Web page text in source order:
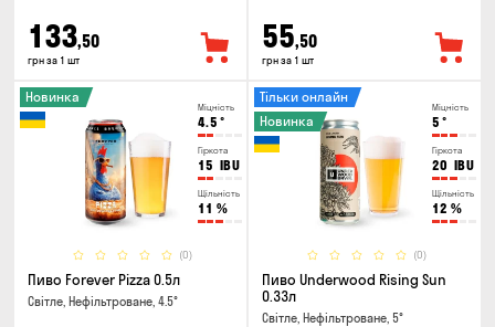
133,50
грн за 1 шт
55,50
грн за 1 шт
Міцність
4.5 °
Гіркота
15 IBU
Щільність
11 %
(0)
Новинка
Пиво Forever Pizza 0.5л
Світле, Нефільтроване, 4.5°
Міцність
5 °
Гіркота
20 IBU
Щільність
12 %
(0)
Тільки онлайн
Новинка
Пиво Underwood Rising Sun
0.33л
Світле, Нефільтроване, 5°